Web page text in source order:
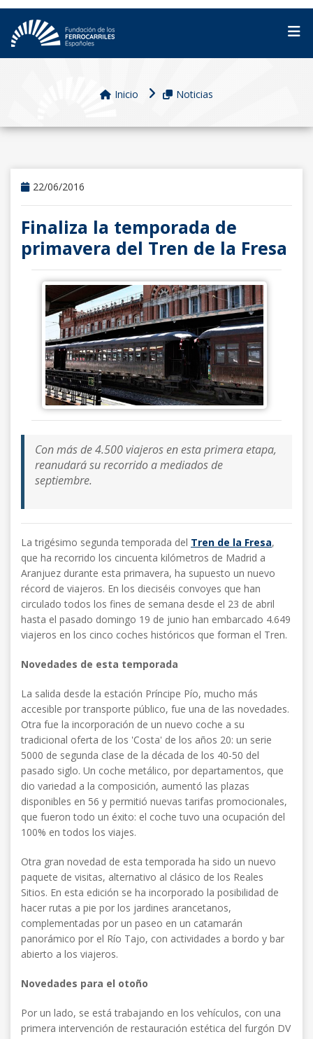
Inicio Noticias
22/06/2016
Finaliza la temporada de
primavera del Tren de la Fresa
Con más de 4.500 viajeros en esta primera etapa,
reanudará su recorrido a mediados de
septiembre.
La trigésimo segunda temporada del Tren de la Fresa,
que ha recorrido los cincuenta kilómetros de Madrid a
Aranjuez durante esta primavera, ha supuesto un nuevo
récord de viajeros. En los dieciséis convoyes que han
circulado todos los fines de semana desde el 23 de abril
hasta el pasado domingo 19 de junio han embarcado 4.649
viajeros en los cinco coches históricos que forman el Tren.
Novedades de esta temporada
La salida desde la estación Príncipe Pío, mucho más
accesible por transporte público, fue una de las novedades.
Otra fue la incorporación de un nuevo coche a su
tradicional oferta de los 'Costa' de los años 20: un serie
5000 de segunda clase de la década de los 40-50 del
pasado siglo. Un coche metálico, por departamentos, que
dio variedad a la composición, aumentó las plazas
disponibles en 56 y permitió nuevas tarifas promocionales,
que fueron todo un éxito: el coche tuvo una ocupación del
100% en todos los viajes.
Otra gran novedad de esta temporada ha sido un nuevo
paquete de visitas, alternativo al clásico de los Reales
Sitios. En esta edición se ha incorporado la posibilidad de
hacer rutas a pie por los jardines arancetanos,
complementadas por un paseo en un catamarán
panorámico por el Río Tajo, con actividades a bordo y bar
abierto a los viajeros.
Novedades para el otoño
Por un lado, se está trabajando en los vehículos, con una
primera intervención de restauración estética del furgón DV